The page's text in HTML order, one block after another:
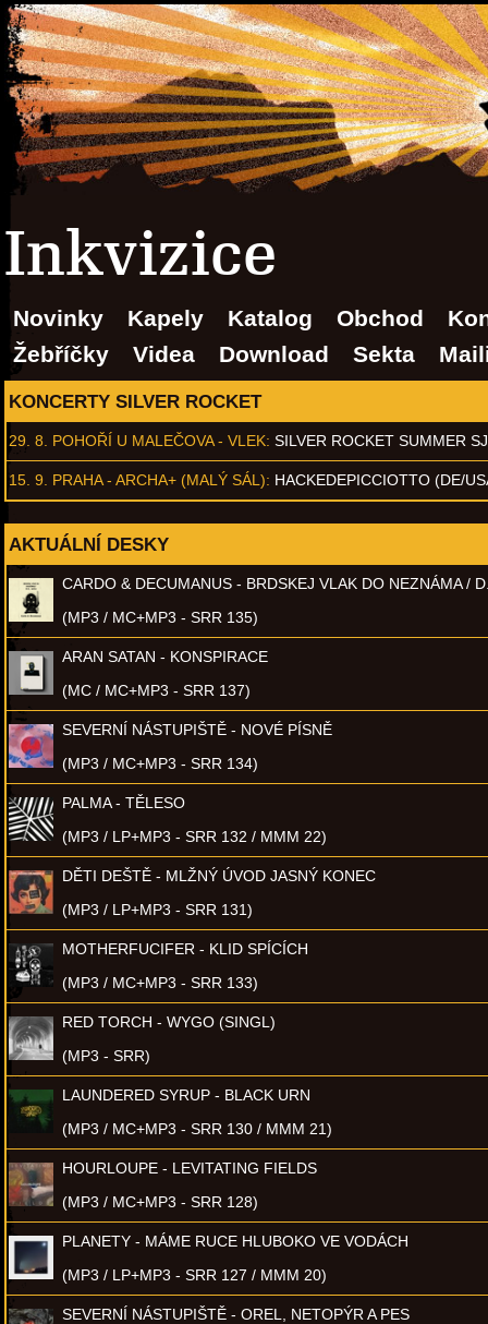
Inkvizice
Novinky Kapely Katalog Obchod
Žebříčky
Videa Download Sekta
KONCERTY SILVER ROCKET
29. 8. POHOŘÍ U MALEČOVA - VLEK: SILVER ROCKET SUMMER
15. 9. PRAHA - ARCHA+ (MALÝ SÁL): HACKEDEPICCIOTTO (DE/
AKTUÁLNÍ DESKY
CARDO & DECUMANUS - BRDSKEJ VLAK DO NEZNÁMA /
(MP3 / MC+MP3 - SRR 135)
ARAN SATAN - KONSPIRACE
(MC / MC+MP3 - SRR 137)
SEVERNÍ NÁSTUPIŠTĚ - NOVÉ PÍSNĚ
(MP3 / MC+MP3 - SRR 134)
PALMA - TĚLESO
(MP3 / LP+MP3 - SRR 132 / MMM 22)
DĚTI DEŠTĚ - MLŽNÝ ÚVOD JASNÝ KONEC
(MP3 / LP+MP3 - SRR 131)
MOTHERFUCIFER - KLID SPÍCÍCH
(MP3 / MC+MP3 - SRR 133)
RED TORCH - WYGO (SINGL)
(MP3 - SRR)
LAUNDERED SYRUP - BLACK URN
(MP3 / MC+MP3 - SRR 130 / MMM 21)
HOURLOUPE - LEVITATING FIELDS
(MP3 / MC+MP3 - SRR 128)
PLANETY - MÁME RUCE HLUBOKO VE VODÁCH
(MP3 / LP+MP3 - SRR 127 / MMM 20)
SEVERNÍ NÁSTUPIŠTĚ - OREL, NETOPÝR A PES